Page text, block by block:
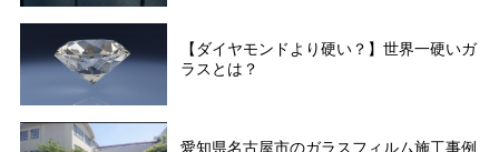
【ダイヤモンドより硬い？】世界一硬いガ
ラスとは？
愛知県名古屋市のガラスフィルム施工事例